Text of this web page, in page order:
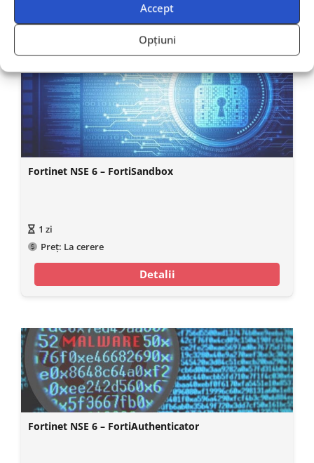
Accept
Opțiuni
Detalii
Fortinet NSE 6 – FortiSandbox
1 zi
Preț: La cerere
Detalii
Fortinet NSE 6 – FortiAuthenticator